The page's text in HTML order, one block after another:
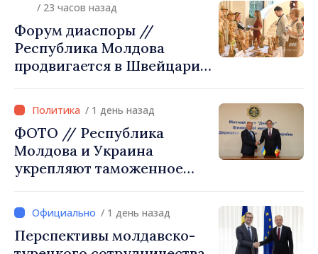
утвердил окончательное
решение
/ 23 часов назад
Форум диаспоры //
Республика Молдова
продвигается в Швейцарии
и экспорт
/ 1 день назад
ФОТО // Республика
Молдова и Украина
укрепляют таможенное
обеспечения безопасности
границы и европейской
интеграции. Встреча в
/ 1 день назад
Перспективы молдавско-